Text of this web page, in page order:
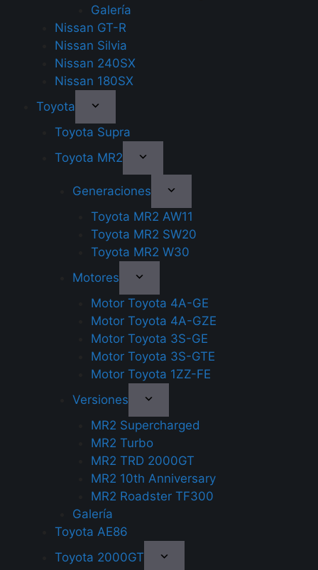
Galería
Nissan GT-R
Nissan Silvia
Nissan 240SX
Nissan 180SX
Toyota
Toyota Supra
Toyota MR2
Generaciones
Toyota MR2 AW11
Toyota MR2 SW20
Toyota MR2 W30
Motores
Motor Toyota 4A-GE
Motor Toyota 4A-GZE
Motor Toyota 3S-GE
Motor Toyota 3S-GTE
Motor Toyota 1ZZ-FE
Versiones
MR2 Supercharged
MR2 Turbo
MR2 TRD 2000GT
MR2 10th Anniversary
MR2 Roadster TF300
Galería
Toyota AE86
Toyota 2000GT